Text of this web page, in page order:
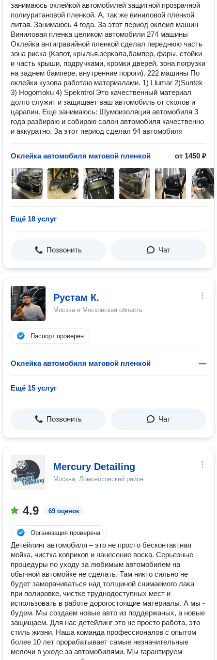
занимаюсь оклейкой автомобилей защитной прозрачной
полиуритановой пленкой. А, так же виниловой пленкой
литая. Занимаюсь 4 года. За этот период оклеил машин
Виниловая пленка целиком автомобили 274 машины
Оклейка антигравийной пленкой сделал переднюю часть
зона риска (Капот, крылья,зеркала,бампер, фары, стойки
и часть крыши, подручками, кромки дверей, зона погрузки
на заднем бампере, внутренние пороги). 222 машины По
оклейки кузова работаю материалами. 1) Llumar 2)Suntek
3) Hogomoku 4) Spekntrol Это качественный материал
долго служит и защищает ваш автомобиль от сколов и
царапин. Еще занимаюсь: Шумоизоляция автомобиля 3
года разбираю и собираю салон автомобиля качественно
и аккуратно. За этот период сделал 94 автомобиля
Оклейка автомобиля матовой пленкой от 1450 ₽
Ещё 18 услуг
Позвонить Чат
Рустам К.
Москва и Московская область
Паспорт проверен
Оклейка автомобиля матовой пленкой —
Ещё 15 услуг
Позвонить Чат
Mercury Detailing
Москва, Ломоносовский район
4.9 69 оценок
Организация проверена
Детейлинг автомобиля – это не просто бесконтактная
мойка, чистка ковриков и нанесение воска. Серьезные
процедуры по уходу за любимым автомобилем на
обычной автомойке не сделать. Там никто сильно не
будет заморачиваться над толщиной снимаемого лака
при полировке, чистке труднодоступных мест и
использовать в работе дорогостоящие материалы. А мы -
будем. Мы создаем новые авто из поддержаных, а новые
защищаем. Для нас детейлинг это не просто работа, это
стиль жизни. Наша команда профессионалов с опытом
более 10 лет прорабатывает самые незначительные
мелочи в уходе за автомобилями. Мы гарантируем